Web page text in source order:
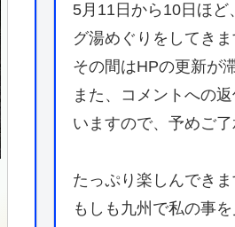
5月11日から10日ほど
グ湯めぐりをしてきま
その間はHPの更新が
また、コメントへの
いますので、予めご了
たっぷり楽しんできま
もしも九州で私の事